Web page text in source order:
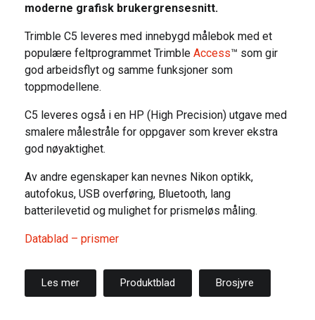
moderne grafisk brukergrensesnitt.
Trimble C5 leveres med innebygd målebok med et
populære feltprogrammet Trimble Access™ som gir
god arbeidsflyt og samme funksjoner som
toppmodellene.
C5 leveres også i en HP (High Precision) utgave med
smalere målestråle for oppgaver som krever ekstra
god nøyaktighet.
Av andre egenskaper kan nevnes Nikon optikk,
autofokus, USB overføring, Bluetooth, lang
batterilevetid og mulighet for prismeløs måling.
Datablad – prismer
Les mer Produktblad Brosjyre